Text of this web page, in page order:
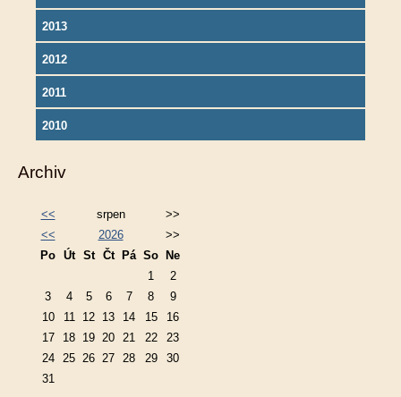
2013
2012
2011
2010
Archiv
<< srpen
>>
<<
2026
>>
Po Út St Čt Pá So
Ne
1
2
3
4 5 6 7 8
9
10
11 12 13 14 15
16
17
18 19 20 21 22
23
24
25 26 27 28 29
30
31